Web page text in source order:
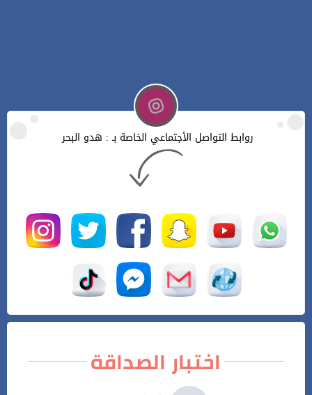
روابط التواصل الأجتماعي الخاصة بـ : هدو البحر
اختبار الصداقة